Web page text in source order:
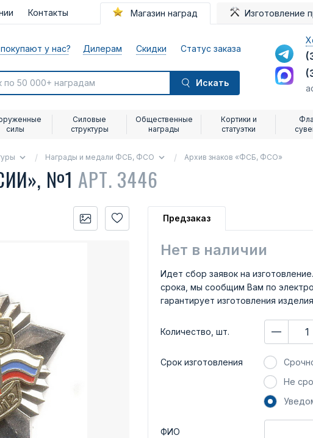
Контакты Магазин наград Изготовление
у нас? Дилерам Скидки Статус заказа
Искать
силы
Силовые
структуры
Общественные
награды
Кортики и
статуэтки
Награды и медали ФСБ, ФСО Архив знаков «ФСБ, ФСО»
№1 АРТ. 3446
Предзаказ
Нет в наличии
Идет сбор заявок на
срока, мы сообщим Вам по
гарантирует изготовления
Количество, шт.
Срок изготовления
Не
ФИО